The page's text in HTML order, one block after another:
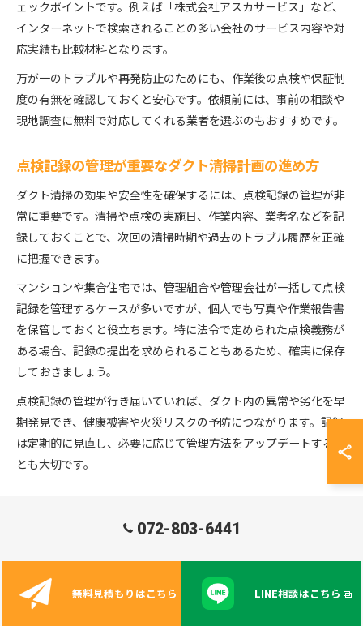
ェックポイントです。例えば「株式会社アスカサービス」など、
インターネットで検索されることの多い会社のサービス内容や対
応実績も比較材料となります。
万が一のトラブルや再発防止のためにも、作業後の点検や保証制
度の有無を確認しておくと安心です。依頼前には、事前の相談や
現地調査に無料で対応してくれる業者を選ぶのもおすすめです。
点検記録の管理が重要なダクト清掃計画の進め方
ダクト清掃の効果や安全性を確保するには、点検記録の管理が非
常に重要です。清掃や点検の実施日、作業内容、業者名などを記
録しておくことで、次回の清掃時期や過去のトラブル履歴を正確
に把握できます。
マンションや集合住宅では、管理組合や管理会社が一括して点検
記録を管理するケースが多いですが、個人でも写真や作業報告書
を保管しておくと役立ちます。特に法令で定められた点検義務が
ある場合、記録の提出を求められることもあるため、確実に保存
しておきましょう。
点検記録の管理が行き届いていれば、ダクト内の異常や劣化を早
期発見でき、健康被害や火災リスクの予防につながります。記録
は定期的に見直し、必要に応じて管理方法をアップデートするこ
とも大切です。
ールを立てることがポイントです。一般的には、家庭用の排気ダ
クトは2〜3年に一度、共用部や飲食店など油煙が多い場所は1年
に一度の清掃が推奨されます。
072-803-6441
無料見積もりはこちら LINE相談はこちら